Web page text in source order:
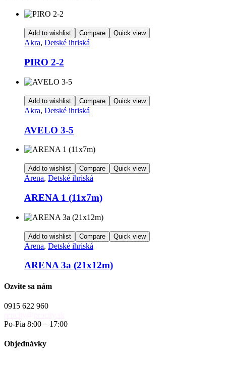
Add to wishlist Compare Quick view
Akra, Detské ihriská
PIRO 2-2
Add to wishlist Compare Quick view
Akra, Detské ihriská
AVELO 3-5
Add to wishlist Compare Quick view
Arena, Detské ihriská
ARENA 1 (11x7m)
Add to wishlist Compare Quick view
Arena, Detské ihriská
ARENA 3a (21x12m)
Ozvite sa nám
0915 622 960
Po-Pia 8:00 – 17:00
Objednávky